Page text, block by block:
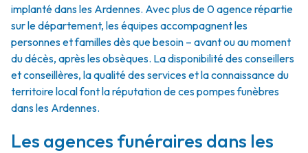
implanté dans les Ardennes. Avec plus de 0 agence répartie
sur le département, les équipes accompagnent les
personnes et familles dès que besoin – avant ou au moment
du décès, après les obsèques. La disponibilité des conseillers
et conseillères, la qualité des services et la connaissance du
territoire local font la réputation de ces pompes funèbres
dans les Ardennes.
Les agences funéraires dans les